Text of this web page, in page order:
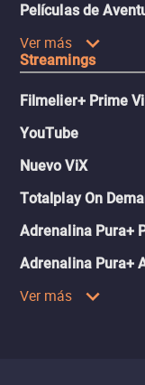
Películas de
Ver más
Streamings
Filmelier+ Prime
YouTube
Nuevo ViX
Totalplay On
Adrenalina Pura+
Adrenalina Pura+
Ver más